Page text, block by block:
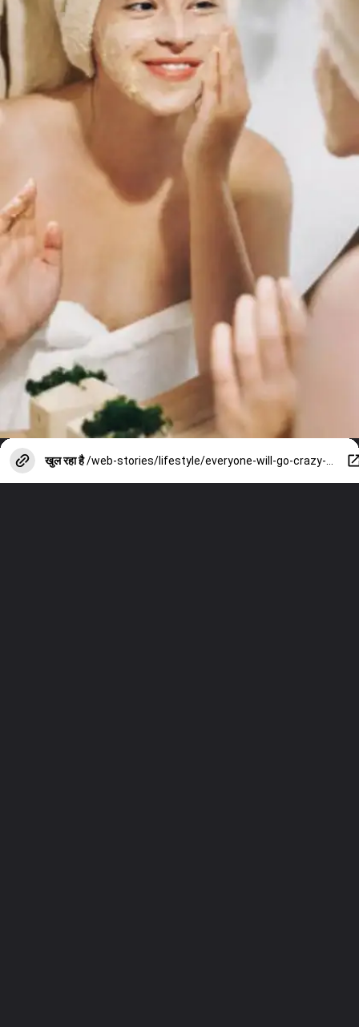
​बेसन का हलवा हर घर में बनता है। ये बेसन, घी, पानी और चीनी से
बनाया जाता है।
खुल रहा है /web-stories/lifestyle/everyone-will-go-crazy-after-seeing-the-beauty-just-mix-these-5-things-in-gram-flour-and-apply-it/photostory/152162182.cms